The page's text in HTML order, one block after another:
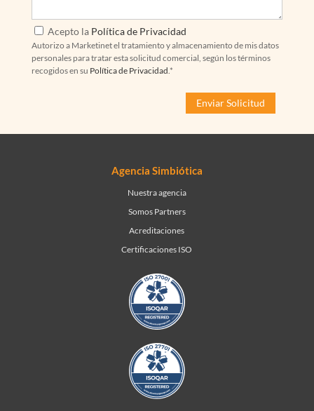
Acepto la Política de Privacidad
Autorizo a Marketinet el tratamiento y almacenamiento de mis datos
personales para tratar esta solicitud comercial, según los términos
recogidos en su Política de Privacidad .*
Agencia Simbiótica
Nuestra agencia
Somos Partners
Acreditaciones
Certificaciones ISO